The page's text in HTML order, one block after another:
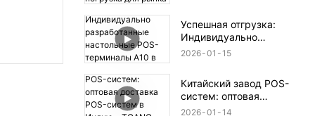
Успешная отгрузка:
Индивидуально
разработанные
Саудовскую Аравию.
2026 01 15
Китайский завод POS-
систем: оптовая
доставка POS-систем в
2026 01 14